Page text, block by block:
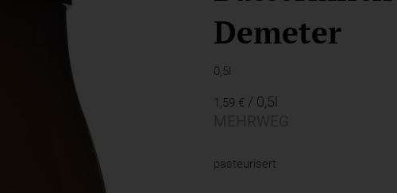
Demeter
0,5l
1,59 € / 0,5l
pasteurisert